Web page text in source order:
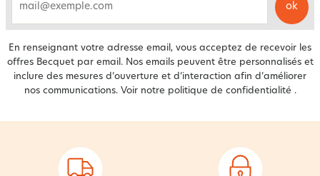
ok
En renseignant votre adresse email, vous acceptez de recevoir les
offres Becquet par email. Nos emails peuvent être personnalisés et
inclure des mesures d’ouverture et d’interaction afin d’améliorer
nos communications. Voir notre politique de confidentialité .